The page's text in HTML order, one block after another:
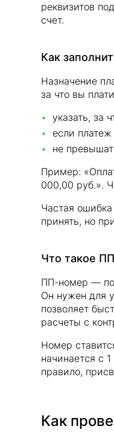
реквизитов
счет.
Как
Назначение
за что вы
указать, за
если
не
Пример:
000,00 руб.».
Частая
принять, но
Что такое
ПП-номер —
Он нужен для
позволяет
расчеты с
Номер
начинается с
правило,
Как